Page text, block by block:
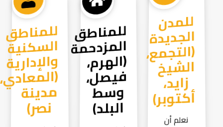
للمدن
الجديدة
(التجمع،
الشيخ
زايد،
أكتوبر)
نعلم أن
للمناطق
المزدحمة
(الهرم،
فيصل،
وسط
البلد)
للمناطق
السكنية
والإدارية
(المعادي،
مدينة
نصر)